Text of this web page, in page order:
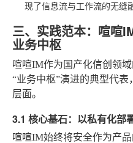
现了信息流与工作流的无缝
三、实践范本：喧喧
业务中枢
喧喧IM作为国产化信创领
“业务中枢”演进的典型代
层面。
3.1 核心基石：以私有化部
喧喧IM始终将安全作为产